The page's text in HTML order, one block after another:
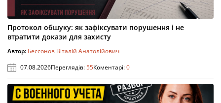
Протокол обшуку: як зафіксувати порушення і не
втратити докази для захисту
Автор: Бессонов Віталій Анатолійович
07.08.2026Переглядів:55Коментарі:0